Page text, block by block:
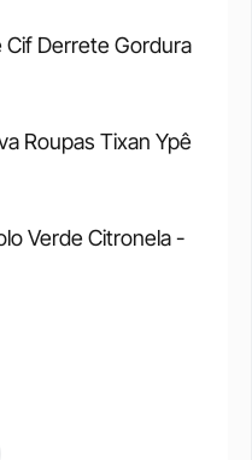
Cif Derrete Gordura
Roupas Tixan Ypê
Verde Citronela -